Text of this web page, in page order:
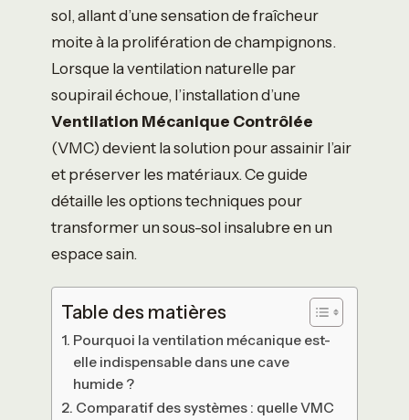
sol, allant d’une sensation de fraîcheur
moite à la prolifération de champignons.
Lorsque la ventilation naturelle par
soupirail échoue, l’installation d’une
Ventilation Mécanique Contrôlée
(VMC) devient la solution pour assainir l’air
et préserver les matériaux. Ce guide
détaille les options techniques pour
transformer un sous-sol insalubre en un
espace sain.
Table des matières
Pourquoi la ventilation mécanique est-
elle indispensable dans une cave
humide ?
Comparatif des systèmes : quelle VMC